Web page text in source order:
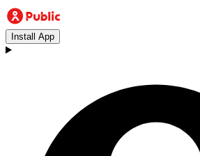
Install App